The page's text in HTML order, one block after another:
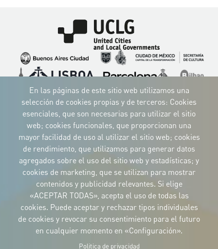
Imagen
Imagen
Imagen
ImagenImagen Imagen
Imagen
ImagenImagenImagen
IDENTIDAD CORPORATIVA
Descargue
los logotipos
y el manual
NEWSLETTER
CONTACTO
Carrer Avinyó, 15
08002 Barcelona
culture@uclg.org
En las páginas de este sitio web utilizamos una
selección de cookies propias y de terceros: Cookies
esenciales, que son necesarias para utilizar el sitio
web; cookies funcionales, que proporcionan una
mayor facilidad de uso al utilizar el sitio web; cookies
de rendimiento, que utilizamos para generar datos
agregados sobre el uso del sitio web y estadísticas; y
cookies de marketing, que se utilizan para mostrar
contenidos y publicidad relevantes. Si elige
«ACEPTAR TODAS», acepta el uso de todas las
cookies. Puede aceptar y rechazar tipos individuales
de cookies y revocar su consentimiento para el futuro
en cualquier momento en «Configuración».
Politica de privacidad